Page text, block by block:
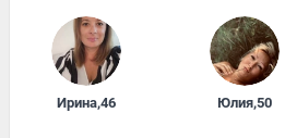
Ирина,46 Юлия,50